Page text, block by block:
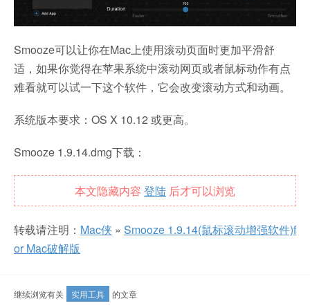
Smooze可以让你在Mac上使用滚动页面时更加平滑舒
适，如果你觉得在苹果系统中滚动网页或者鼠标动作有点
难看就可以试一下这个软件，它会改变滚动方式和动画。
系统版本要求：OS X 10.12 或更高。
Smooze 1.9.14.dmg下载：
本文隐藏内容 登陆 后才可以浏览
转载请注明： Mac侠 » Smooze 1.9.14(鼠标滚动增强软件)f
or Mac破解版
继续浏览有关 实用工具 的文章